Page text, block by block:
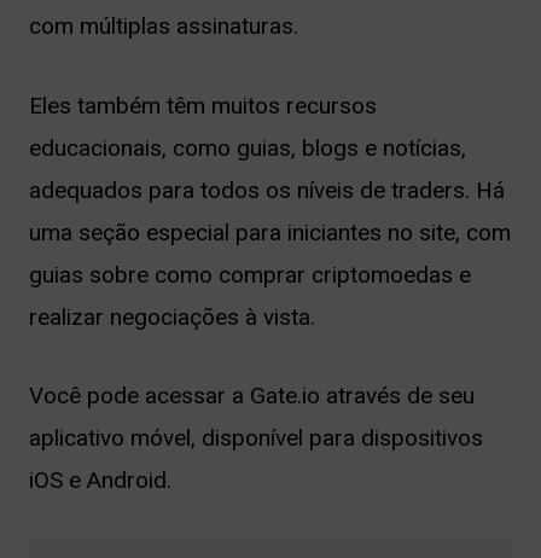
com múltiplas assinaturas.
Eles também têm muitos recursos
educacionais, como guias, blogs e notícias,
adequados para todos os níveis de traders. Há
uma seção especial para iniciantes no site, com
guias sobre como comprar criptomoedas e
realizar negociações à vista.
Você pode acessar a Gate.io através de seu
aplicativo móvel, disponível para dispositivos
iOS e Android.